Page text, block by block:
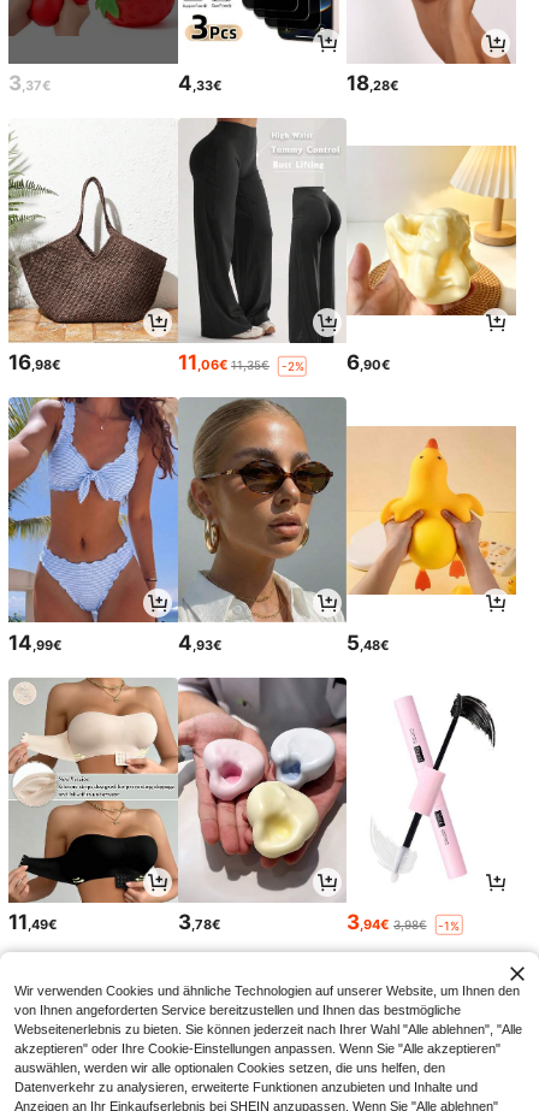
3,37€ 4,33€ 18,28€
16,98€ 11,06€ 11,35€ -2% 6,90€
14 ,99€ 4 ,93€ 5 ,48€
11 ,49€ 3,78€ 3 ,94€ 3,98€ -1%
Wir verwenden Cookies und ähnliche Technologien auf unserer Website, um Ihnen den
von Ihnen angeforderten Service bereitzustellen und Ihnen das bestmögliche
Webseitenerlebnis zu bieten. Sie können jederzeit nach Ihrer Wahl "Alle ablehnen", "Alle
akzeptieren" oder Ihre Cookie-Einstellungen anpassen. Wenn Sie "Alle akzeptieren"
auswählen, werden wir alle optionalen Cookies setzen, die uns helfen, den
Datenverkehr zu analysieren, erweiterte Funktionen anzubieten und Inhalte und
Anzeigen an Ihr Einkaufserlebnis bei SHEIN anzupassen. Wenn Sie "Alle ablehnen"